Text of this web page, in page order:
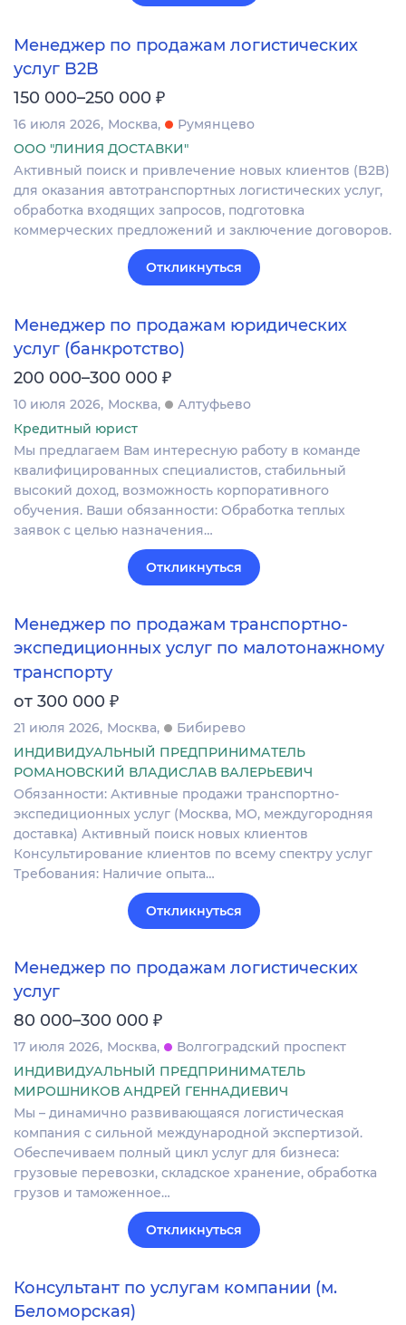
Менеджер по продажам логистических
услуг B2B
150 000–250 000 ₽
16 июля 2026 Москва
Румянцево
ООО "ЛИНИЯ ДОСТАВКИ"
Активный поиск и привлечение новых клиентов (B2B)
для оказания автотранспортных логистических услуг,
обработка входящих запросов, подготовка
коммерческих предложений и заключение договоров.
Откликнуться
Менеджер по продажам юридических
услуг (банкротство)
200 000–300 000 ₽
10 июля 2026 Москва
Алтуфьево
Кредитный юрист
Мы предлагаем Вам интересную работу в команде
квалифицированных специалистов, стабильный
высокий доход, возможность корпоративного
обучения. Ваши обязанности: Обработка теплых
заявок с целью назначения…
Откликнуться
Менеджер по продажам транспортно-
экспедиционных услуг по малотонажному
транспорту
от 300 000 ₽
21 июля 2026 Москва
Бибирево
ИНДИВИДУАЛЬНЫЙ ПРЕДПРИНИМАТЕЛЬ
РОМАНОВСКИЙ ВЛАДИСЛАВ ВАЛЕРЬЕВИЧ
Обязанности: Активные продажи транспортно-
экспедиционных услуг (Москва, МО, междугородняя
доставка) Активный поиск новых клиентов
Консультирование клиентов по всему спектру услуг
Требования: Наличие опыта…
Откликнуться
Менеджер по продажам логистических
услуг
80 000–300 000 ₽
17 июля 2026 Москва
Волгоградский проспект
ИНДИВИДУАЛЬНЫЙ ПРЕДПРИНИМАТЕЛЬ
МИРОШНИКОВ АНДРЕЙ ГЕННАДИЕВИЧ
Мы – динамично развивающаяся логистическая
компания с сильной международной экспертизой.
Обеспечиваем полный цикл услуг для бизнеса:
грузовые перевозки, складское хранение, обработка
грузов и таможенное…
Откликнуться
Консультант по услугам компании (м.
Беломорская)